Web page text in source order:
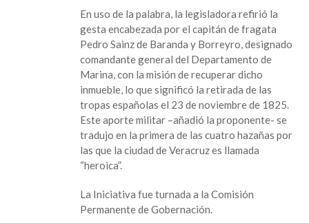
En uso de la palabra, la legisladora refirió la
gesta encabezada por el capitán de fragata
Pedro Sainz de Baranda y Borreyro, designado
comandante general del Departamento de
Marina, con la misión de recuperar dicho
inmueble, lo que significó la retirada de las
tropas españolas el 23 de noviembre de 1825.
Este aporte militar –añadió la proponente- se
tradujo en la primera de las cuatro hazañas por
las que la ciudad de Veracruz es llamada
“heroica”.
La Iniciativa fue turnada a la Comisión
Permanente de Gobernación.